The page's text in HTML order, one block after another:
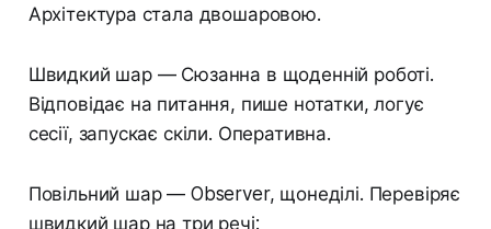
Архітектура стала двошаровою.
Швидкий шар — Сюзанна в щоденній роботі.
Відповідає на питання, пише нотатки, логує
сесії, запускає скіли. Оперативна.
Повільний шар — Observer, щонеділі. Перевіряє
швидкий шар на три речі: